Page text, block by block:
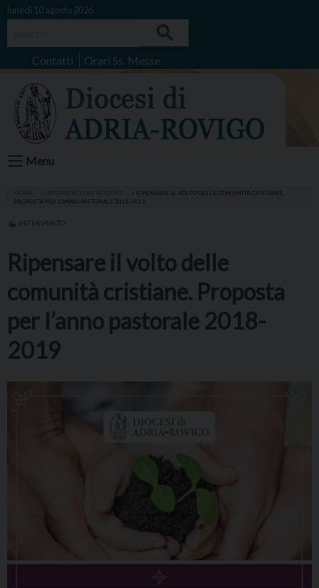
Skip
lunedì 10 agosto 2026
Contatti Orari Ss. Messe
Menu
HOME INTERVENTI DEL VESCOVO
RIPENSARE IL VOLTO DELLE COMUNITÀ CRISTIANE.
PROPOSTA PER L’ANNO PASTORALE 2018-2019
INTERVENTO
Ripensare il volto delle
comunità cristiane. Proposta
per l’anno pastorale 2018-
2019